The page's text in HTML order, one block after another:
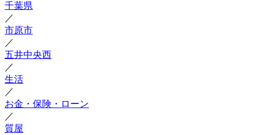
千葉県
／
市原市
／
五井中央西
／
生活
／
お金・保険・ローン
／
質屋